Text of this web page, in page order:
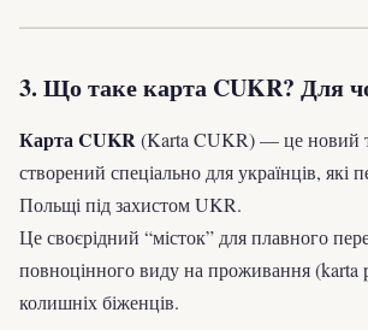
3. Що таке карта CUKR? Для
Карта CUKR(Karta CUKR) — це новий
створений спеціально для українців, які
Польщі під захистом UKR.
Це своєрідний “місток” для плавного
повноцінного виду на проживання (karta
колишніх біженців.